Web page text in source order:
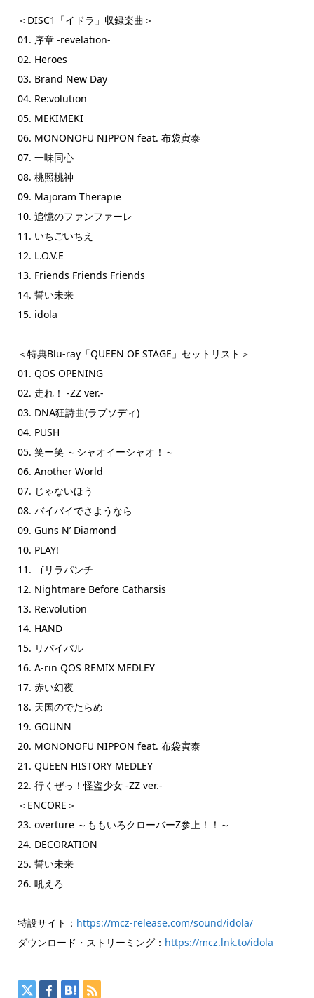
＜DISC1「イドラ」収録楽曲＞
01. 序章 -revelation-
02. Heroes
03. Brand New Day
04. Re:volution
05. MEKIMEKI
06. MONONOFU NIPPON feat. 布袋寅泰
07. 一味同心
08. 桃照桃神
09. Majoram Therapie
10. 追憶のファンファーレ
11. いちごいちえ
12. L.O.V.E
13. Friends Friends Friends
14. 誓い未来
15. idola
＜特典Blu-ray「QUEEN OF STAGE」セットリスト＞
01. QOS OPENING
02. 走れ！ -ZZ ver.-
03. DNA狂詩曲(ラプソディ)
04. PUSH
05. 笑ー笑 ～シャオイーシャオ！～
06. Another World
07. じゃないほう
08. バイバイでさようなら
09. Guns N’ Diamond
10. PLAY!
11. ゴリラパンチ
12. Nightmare Before Catharsis
13. Re:volution
14. HAND
15. リバイバル
16. A-rin QOS REMIX MEDLEY
17. 赤い幻夜
18. 天国のでたらめ
19. GOUNN
20. MONONOFU NIPPON feat. 布袋寅泰
21. QUEEN HISTORY MEDLEY
22. 行くぜっ！怪盗少女 -ZZ ver.-
＜ENCORE＞
23. overture ～ももいろクローバーZ参上！！～
24. DECORATION
25. 誓い未来
26. 吼えろ
特設サイト： https://mcz-release.com/sound/idola/
ダウンロード・ストリーミング： https://mcz.lnk.to/idola